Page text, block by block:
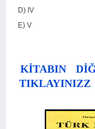
D) IV
E) V
KİTABIN
TIKLAYINIZZ